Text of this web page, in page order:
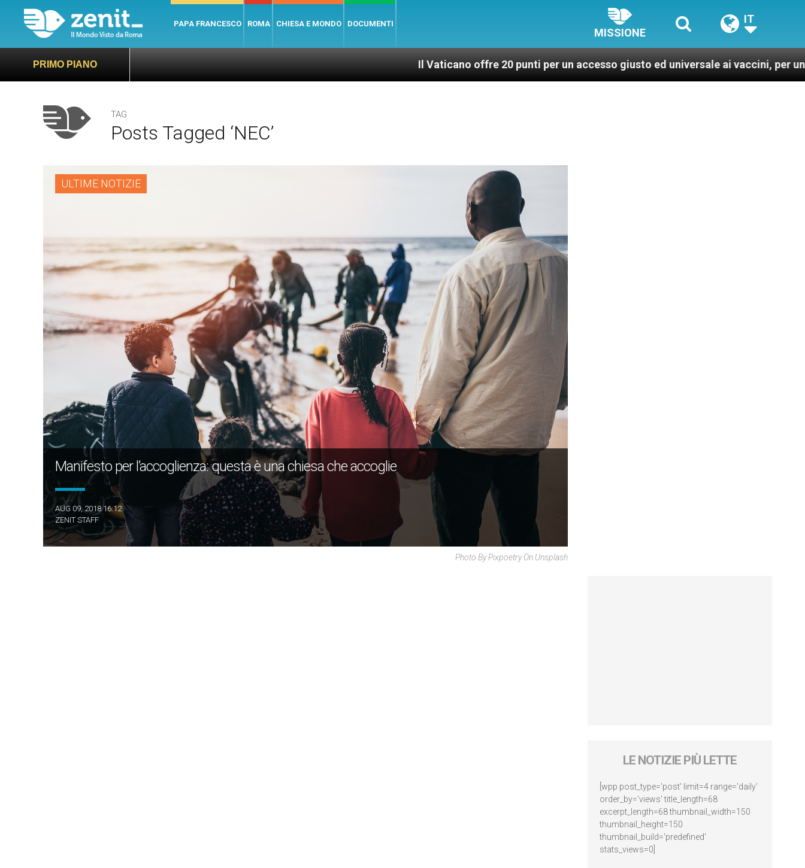
PAPA FRANCESCO ROMA CHIESA E MONDO DOCUMENTI
MISSIONE
IT
PRIMO PIANO Il Vaticano offre 20 punti per un accesso giusto ed universale ai vaccini, per un mondo più
TAG
Posts Tagged ‘NEC’
ULTIME NOTIZIE
Manifesto per l’accoglienza: questa è una chiesa che accoglie
AUG 09, 2018 16:12
ZENIT STAFF
Photo By Pixpoetry On Unsplash
LE NOTIZIE PIÙ LETTE
[wpp post_type='post' limit=4 range='daily'
order_by='views' title_length=68
excerpt_length=68 thumbnail_width=150
thumbnail_height=150
thumbnail_build='predefined'
stats_views=0]